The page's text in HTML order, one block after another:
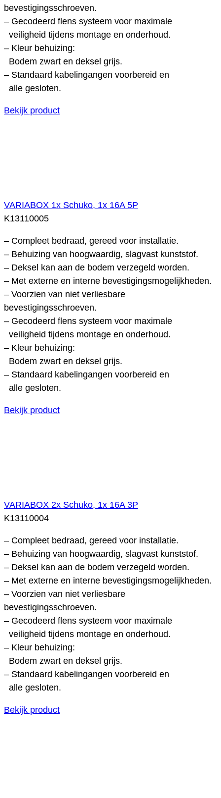
bevestigingsschroeven.
– Gecodeerd flens systeem voor maximale
veiligheid tijdens montage en onderhoud.
– Kleur behuizing:
Bodem zwart en deksel grijs.
– Standaard kabelingangen voorbereid en
alle gesloten.
Bekijk product
VARIABOX 1x Schuko, 1x 16A 5P
K13110005
– Compleet bedraad, gereed voor installatie.
– Behuizing van hoogwaardig, slagvast kunststof.
– Deksel kan aan de bodem verzegeld worden.
– Met externe en interne bevestigingsmogelijkheden.
– Voorzien van niet verliesbare
bevestigingsschroeven.
– Gecodeerd flens systeem voor maximale
veiligheid tijdens montage en onderhoud.
– Kleur behuizing:
Bodem zwart en deksel grijs.
– Standaard kabelingangen voorbereid en
alle gesloten.
Bekijk product
VARIABOX 2x Schuko, 1x 16A 3P
K13110004
– Compleet bedraad, gereed voor installatie.
– Behuizing van hoogwaardig, slagvast kunststof.
– Deksel kan aan de bodem verzegeld worden.
– Met externe en interne bevestigingsmogelijkheden.
– Voorzien van niet verliesbare
bevestigingsschroeven.
– Gecodeerd flens systeem voor maximale
veiligheid tijdens montage en onderhoud.
– Kleur behuizing:
Bodem zwart en deksel grijs.
– Standaard kabelingangen voorbereid en
alle gesloten.
Bekijk product